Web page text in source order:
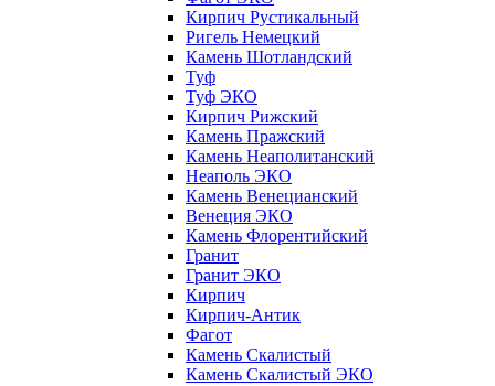
Кирпич Рустикальный
Ригель Немецкий
Камень Шотландский
Туф
Туф ЭКО
Кирпич Рижский
Камень Пражский
Камень Неаполитанский
Неаполь ЭКО
Камень Венецианский
Венеция ЭКО
Камень Флорентийский
Гранит
Гранит ЭКО
Кирпич
Кирпич-Антик
Фагот
Камень Скалистый
Камень Скалистый ЭКО